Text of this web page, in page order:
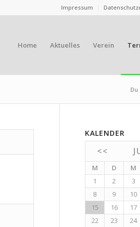
Impressum
Home Aktuelles Verein
Du
KALENDER
<<
M D M
1
2 3
8
9 10
15
16 17
22
23 24